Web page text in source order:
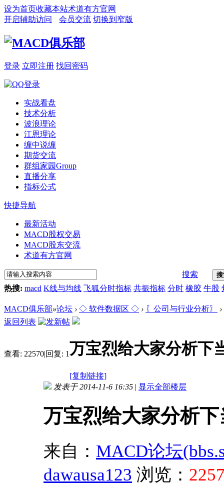
设为首页收藏本站术道有方官网
开启辅助访问
会员交流 切换到窄版
登录 立即注册 找回密码
实战看盘
技术分析
波浪理论
江恩理论
缠中说缠
期货交流
群组家园Group
直播分享
指标公式
快捷导航
最新活动
MACD股权交易
MACD股东交流
术道有方官网
搜索
热搜: macd K线与均线 飞狐分时指标 共振指标 分时 橡胶 牛股
MACD俱乐部»论坛 › ◇ 软件数据区 ◇ › 〖公司与行业分析〗
›
返回列表
查看: 22570|回复: 1万宝烈给大家分析下
[复制链接]
发表于 2014-11-6 16:35 | 显示全部楼层
万宝烈给大家分析
来自： MACD论坛
dawausa123 浏览：